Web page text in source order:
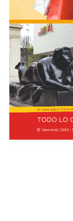
Cómo funciona
Esta clasificación
expertos que
una calificación
actuación a lo
incluye también
tener, las
A lo largo del